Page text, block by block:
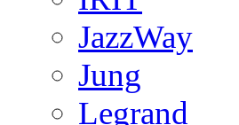
JazzWay
Jung
Legrand